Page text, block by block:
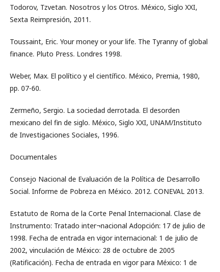
Todorov, Tzvetan. Nosotros y los Otros. México, Siglo XXI,
Sexta Reimpresión, 2011.
Toussaint, Eric. Your money or your life. The Tyranny of global
finance. Pluto Press. Londres 1998.
Weber, Max. El político y el científico. México, Premia, 1980,
pp. 07-60.
Zermeño, Sergio. La sociedad derrotada. El desorden
mexicano del fin de siglo. México, Siglo XXI, UNAM/Instituto
de Investigaciones Sociales, 1996.
Documentales
Consejo Nacional de Evaluación de la Política de Desarrollo
Social. Informe de Pobreza en México. 2012. CONEVAL 2013.
Estatuto de Roma de la Corte Penal Internacional. Clase de
Instrumento: Tratado inter¬nacional Adopción: 17 de julio de
1998. Fecha de entrada en vigor internacional: 1 de julio de
2002, vinculación de México: 28 de octubre de 2005
(Ratificación). Fecha de entrada en vigor para México: 1 de